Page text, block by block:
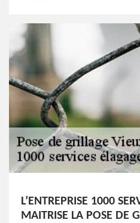
L’ENTREPRISE 1000
MAITRISE LA POSE DE